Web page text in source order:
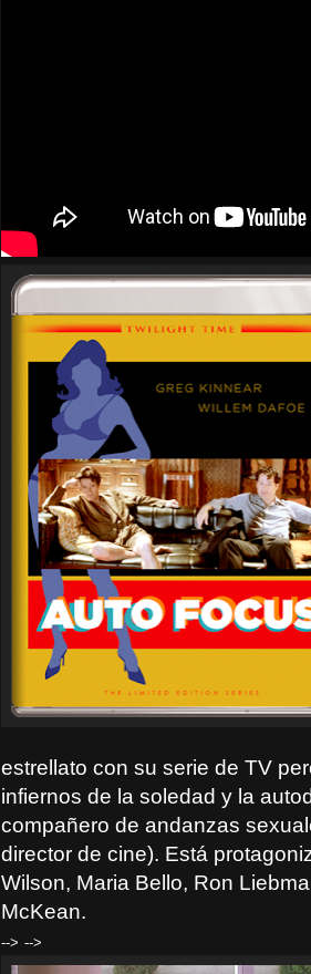
estrellato con su serie de TV
infiernos de la soledad y la
compañero de andanzas
director de cine). Está
Wilson, Maria Bello, Ron
McKean.
--> -->